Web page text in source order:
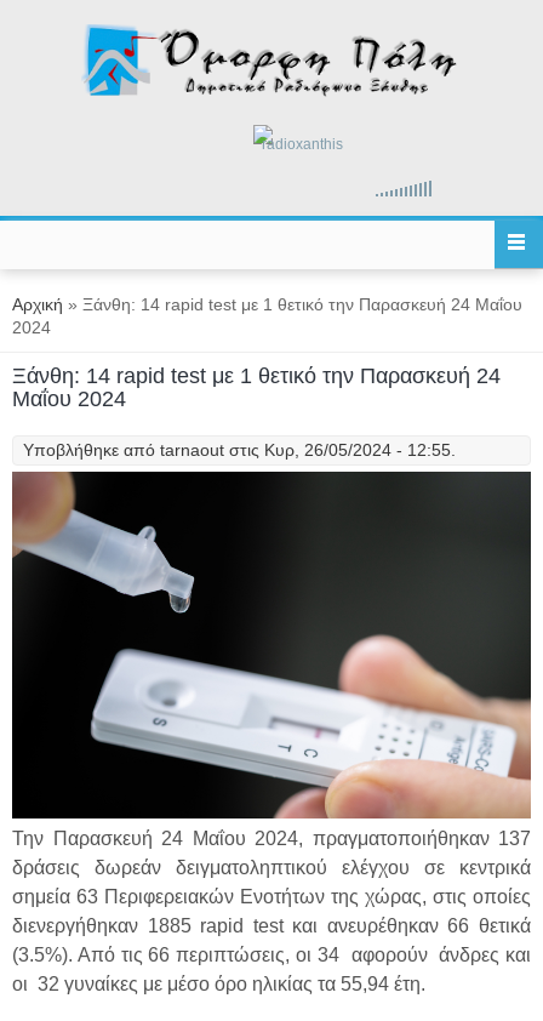
radioxanthis
Είστε εδώ
Αρχική » Ξάνθη: 14 rapid test με 1 θετικό την Παρασκευή 24 Μαΐου
2024
Ξάνθη: 14 rapid test με 1 θετικό την Παρασκευή 24
Μαΐου 2024
Υποβλήθηκε από tarnaout στις Κυρ, 26/05/2024 - 12:55.
Την Παρασκευή 24 Μαΐου 2024, πραγματοποιήθηκαν 137
δράσεις δωρεάν δειγματοληπτικού ελέγχου σε κεντρικά
σημεία 63 Περιφερειακών Ενοτήτων της χώρας, στις οποίες
διενεργήθηκαν 1885 rapid test και ανευρέθηκαν 66 θετικά
(3.5%). Από τις 66 περιπτώσεις, οι 34 αφορούν άνδρες και
οι 32 γυναίκες με μέσο όρο ηλικίας τα 55,94 έτη.